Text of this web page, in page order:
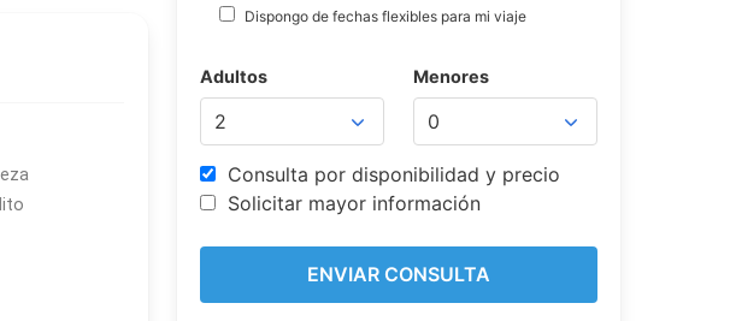
una de
privado
centro
en
Dispongo de fechas flexibles para mi viaje
Adultos Menores
Consulta por disponibilidad y precio
Solicitar mayor información